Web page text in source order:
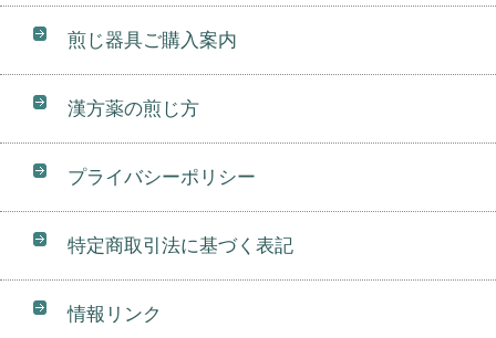
煎じ器具ご購入案内
漢方薬の煎じ方
プライバシーポリシー
特定商取引法に基づく表記
情報リンク